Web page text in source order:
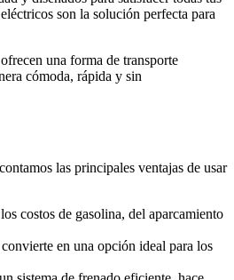
son la solución perfecta para
una forma de transporte
cómoda, rápida y sin
las principales ventajas de usar
costos de gasolina, del aparcamiento
en una opción ideal para los